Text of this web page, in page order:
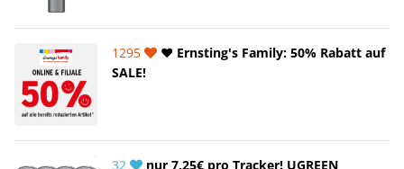
1295
❤️ Ernsting's Family: 50% Rabatt auf
SALE!
32
nur 7,25€ pro Tracker! UGREEN